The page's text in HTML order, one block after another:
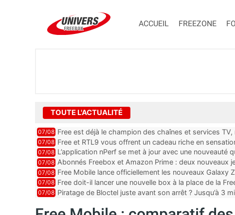
ACCUEIL FREEZONE
TOUTE L'ACTUALITÉ
07/08 Free est déjà le champion des chaînes et services
encore au moin...
07/08 Free et RTL9 vous offrent un cadeau riche en
l’obtenir
07/08 L’application nPerf se met à jour avec une nouveauté
Mobile, Orange, SFR ...
07/08 Abonnés Freebox et Amazon Prime : deux nouveaux
07/08 Free Mobile lance officiellement les nouveaux Galaxy
des promos et des cadeaux
07/08 Free doit-il lancer une nouvelle box à la place de la
07/08 Piratage de Bloctel juste avant son arrêt ? Jusqu’à 3